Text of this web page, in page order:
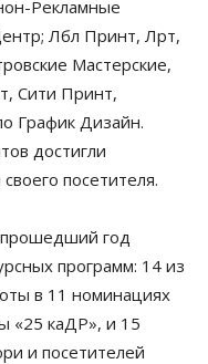
Рекламные
Лбл Принт, Лрт,
Мастерские,
Сити Принт,
График Дизайн.
достигли
посетителя.
прошедший год
программ: 14 из
в 11 номинациях
«25 каДР», и 15
и посетителей